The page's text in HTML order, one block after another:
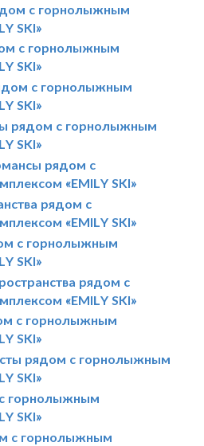
с горнолыжным
SKI»
с горнолыжным
SKI»
с горнолыжным
SKI»
рядом с горнолыжным
SKI»
рядом с
«EMILY SKI»
рядом с
«EMILY SKI»
с горнолыжным
SKI»
рядом с
«EMILY SKI»
с горнолыжным
SKI»
рядом с горнолыжным
SKI»
горнолыжным
SKI»
с горнолыжным